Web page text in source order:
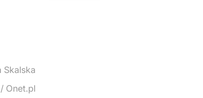
Skalska
/ Onet.pl